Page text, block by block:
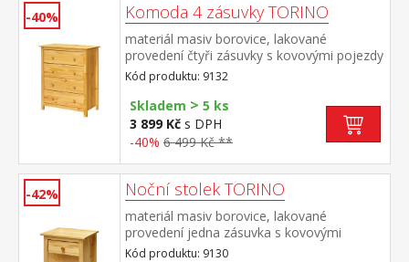
-40% Komoda 4 zásuvky TORINO
materiál masiv borovice, lakované
provedení čtyři zásuvky s kovovými pojezdy
Kód produktu: 9132
Skladem > 5 ks
3 899 Kč s DPH
-40% 6 499 Kč **
-42% Noční stolek TORINO
materiál masiv borovice, lakované
provedení jedna zásuvka s kovovými
pojezdy
Kód produktu: 9130